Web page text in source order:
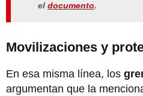
el documento.
Movilizaciones y
En esa misma línea, los
argumentan que la